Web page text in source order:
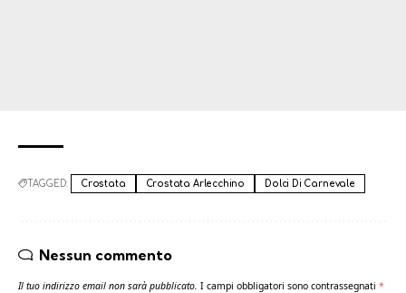
TAGGED: Crostata Crostata Arlecchino Dolci Di Carnevale
Nessun commento
Il tuo indirizzo email non sarà pubblicato. I campi obbligatori sono contrassegnati *